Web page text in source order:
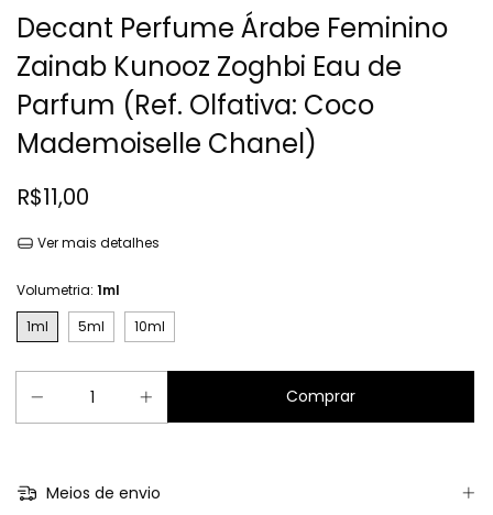
Decant Perfume Árabe Feminino
Zainab Kunooz Zoghbi Eau de
Parfum (Ref. Olfativa: Coco
Mademoiselle Chanel)
R$11,00
Ver mais detalhes
Volumetria: 1ml
1ml
5ml 10ml
Meios de envio